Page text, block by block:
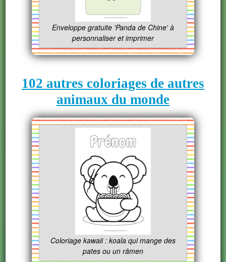
Enveloppe gratuite 'Panda de Chine' à
personnaliser et imprimer
102 autres coloriages de autres
animaux du monde
Coloriage kawaii : koala qui mange des
pates ou un rāmen